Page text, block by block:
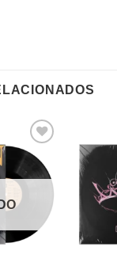
Adicionar
a lista de
desejos